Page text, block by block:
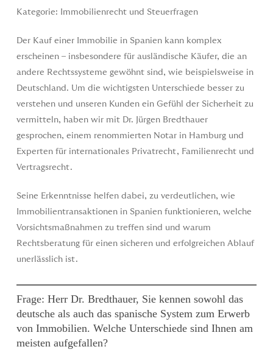
Kategorie: Immobilienrecht und Steuerfragen
Der Kauf einer Immobilie in Spanien kann komplex
erscheinen – insbesondere für ausländische Käufer, die an
andere Rechtssysteme gewöhnt sind, wie beispielsweise in
Deutschland. Um die wichtigsten Unterschiede besser zu
verstehen und unseren Kunden ein Gefühl der Sicherheit zu
vermitteln, haben wir mit Dr. Jürgen Bredthauer
gesprochen, einem renommierten Notar in Hamburg und
Experten für internationales Privatrecht, Familienrecht und
Vertragsrecht.
Seine Erkenntnisse helfen dabei, zu verdeutlichen, wie
Immobilientransaktionen in Spanien funktionieren, welche
Vorsichtsmaßnahmen zu treffen sind und warum
Rechtsberatung für einen sicheren und erfolgreichen Ablauf
unerlässlich ist.
Frage: Herr Dr. Bredthauer, Sie kennen sowohl das
deutsche als auch das spanische System zum Erwerb
von Immobilien. Welche Unterschiede sind Ihnen am
meisten aufgefallen?